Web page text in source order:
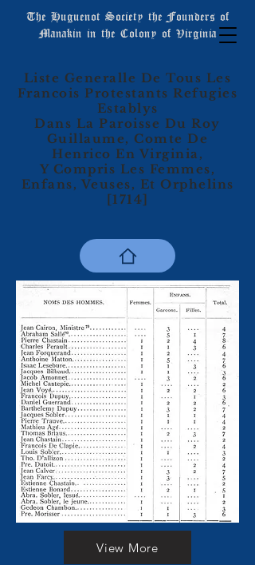
The Huguenot Society the Founders of
Manakin in the Colony of Virginia
Liste Generalle De Tous Les
Francois Protestants Refugies
Establys
Dans La Paroisse Du Roy
Guillaume, Comte De
Henrico En Virginia,
Y Compris Les Femmes,
Enfans, Veuses, Et Orphelins
[1714]
View More